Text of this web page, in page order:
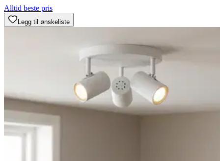
Alltid beste pris
Legg til ønskeliste